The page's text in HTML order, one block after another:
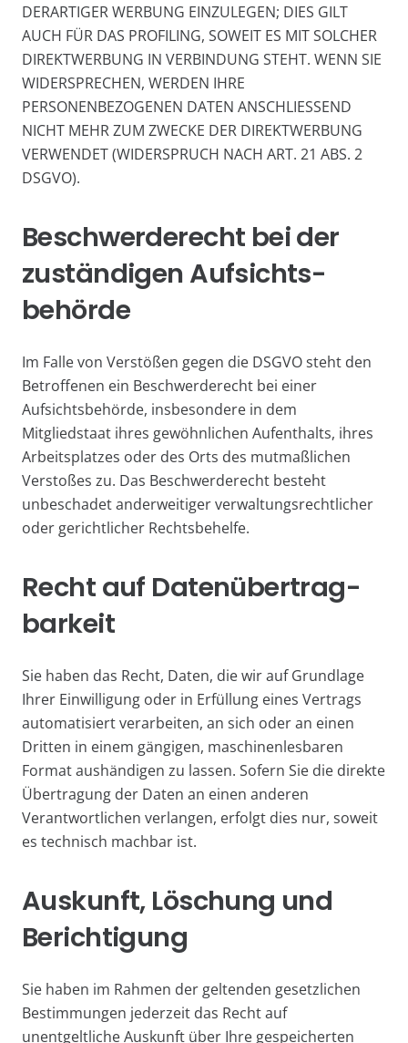
DERARTIGER WERBUNG EINZULEGEN; DIES GILT
AUCH FÜR DAS PROFILING, SOWEIT ES MIT SOLCHER
DIREKTWERBUNG IN VERBINDUNG STEHT. WENN SIE
WIDERSPRECHEN, WERDEN IHRE
PERSONENBEZOGENEN DATEN ANSCHLIESSEND
NICHT MEHR ZUM ZWECKE DER DIREKTWERBUNG
VERWENDET (WIDERSPRUCH NACH ART. 21 ABS. 2
DSGVO).
Beschwerde­recht bei der
zuständigen Aufsichts­
behörde
Im Falle von Verstößen gegen die DSGVO steht den
Betroffenen ein Beschwerderecht bei einer
Aufsichtsbehörde, insbesondere in dem
Mitgliedstaat ihres gewöhnlichen Aufenthalts, ihres
Arbeitsplatzes oder des Orts des mutmaßlichen
Verstoßes zu. Das Beschwerderecht besteht
unbeschadet anderweitiger verwaltungsrechtlicher
oder gerichtlicher Rechtsbehelfe.
Recht auf Daten­übertrag­
barkeit
Sie haben das Recht, Daten, die wir auf Grundlage
Ihrer Einwilligung oder in Erfüllung eines Vertrags
automatisiert verarbeiten, an sich oder an einen
Dritten in einem gängigen, maschinenlesbaren
Format aushändigen zu lassen. Sofern Sie die direkte
Übertragung der Daten an einen anderen
Verantwortlichen verlangen, erfolgt dies nur, soweit
es technisch machbar ist.
Auskunft, Löschung und
Berichtigung
Sie haben im Rahmen der geltenden gesetzlichen
Bestimmungen jederzeit das Recht auf
unentgeltliche Auskunft über Ihre gespeicherten